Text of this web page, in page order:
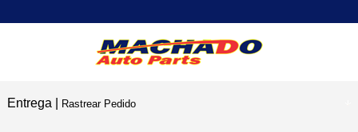
Entrega | Rastrear Pedido